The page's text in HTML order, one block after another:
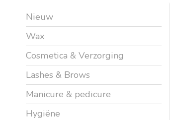
Nieuw
Wax
Cosmetica & Verzorging
Lashes & Brows
Manicure & pedicure
Hygiëne